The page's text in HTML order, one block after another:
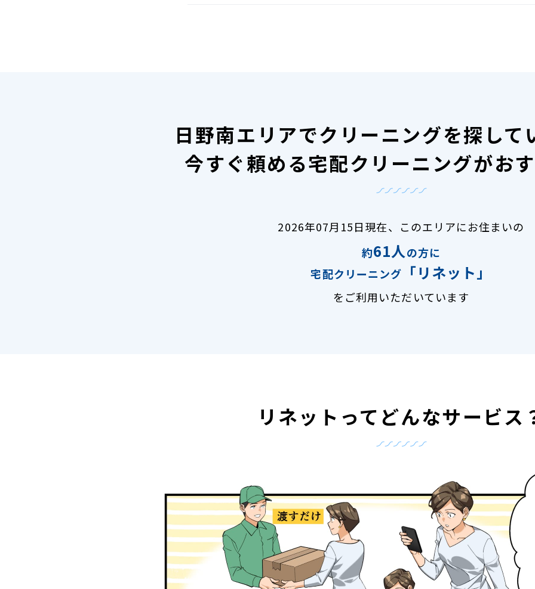
日野南エリアでクリーニングを探して
今すぐ頼める宅配クリーニングがお
2026年07月15日現在、
このエリアにお住まいの
約61人の方に
宅配クリーニング
「リネット」
をご利用いただいています
リネットってどんなサービス